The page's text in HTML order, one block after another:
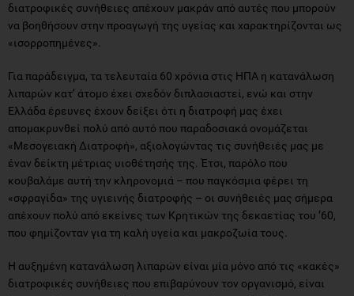
διατροφικές συνήθειες απέχουν μακράν από αυτές που μπορούν
να βοηθήσουν στην προαγωγή της υγείας και χαρακτηρίζονται ως
«ισορροπημένες».
Για παράδειγμα, τα τελευταία 60 χρόνια στις ΗΠΑ η κατανάλωση
λιπαρών κατ’ άτομο έχει σχεδόν διπλασιαστεί, ενώ και στην
Ελλάδα έρευνες έχουν δείξει ότι η διατροφή μας έχει
απομακρυνθεί πολύ από αυτό που παραδοσιακά ονομάζεται
«Μεσογειακή Διατροφή», αξιολογώντας τις συνήθειές μας με
έναν δείκτη μέτριας υιοθέτησής της. Έτσι, παρόλο που
κουβαλάμε αυτή την κληρονομιά – που παγκόσμια φέρει τη
«σφραγίδα» της υγιεινής διατροφής – οι συνήθειές μας σήμερα
απέχουν πολύ από εκείνες των Κρητικών της δεκαετίας του ’60,
που φημίζονταν για τη καλή υγεία και μακροζωία τους.
Η αυξημένη κατανάλωση λιπαρών είναι μία μόνο από τις «κακές»
διατροφικές συνήθειες που επιβαρύνουν τον οργανισμό, είναι